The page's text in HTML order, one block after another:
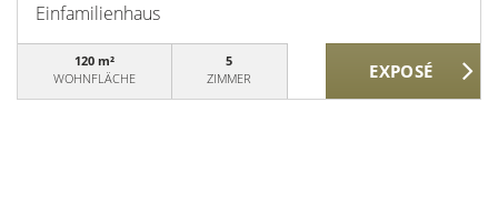
Einfamilienhaus
120 m²
WOHNFLÄCHE
5
ZIMMER